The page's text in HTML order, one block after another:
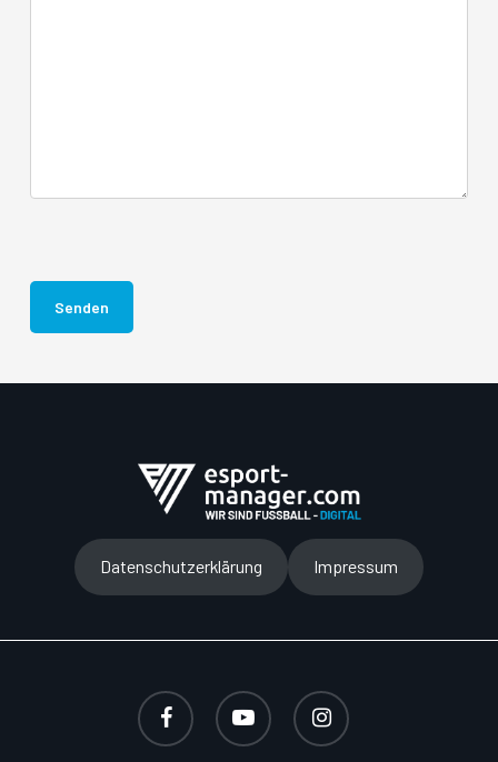
Datenschutzerklärung Impressum
facebook youtube instagram